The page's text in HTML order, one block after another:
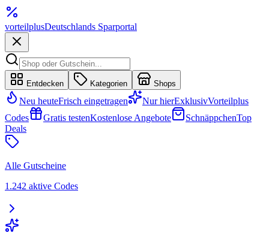
vorteilplusDeutschlands Sparportal
Entdecken Kategorien Shops
Neu heuteFrisch eingetragen Nur hierExklusivVorteilplus
Codes
Gratis testenKostenlose Angebote SchnäppchenTop
Deals
Alle Gutscheine
1.242 aktive Codes